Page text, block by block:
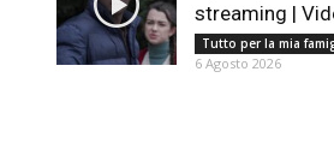
streaming |
Tutto per la mia
6 Agosto 2026